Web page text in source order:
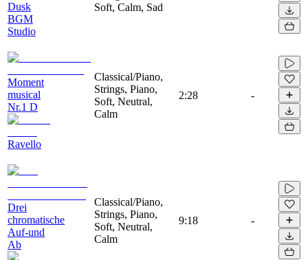
Dusk
BGM
Studio
Soft, Calm, Sad
Moment
musical
Nr.1 D
Ravello
Classical/Piano,
Strings, Piano,
Soft, Neutral,
Calm
2:28 -
Drei
chromatische
Auf-und
Ab
Classical/Piano,
Strings, Piano,
Soft, Neutral,
Calm
9:18 -